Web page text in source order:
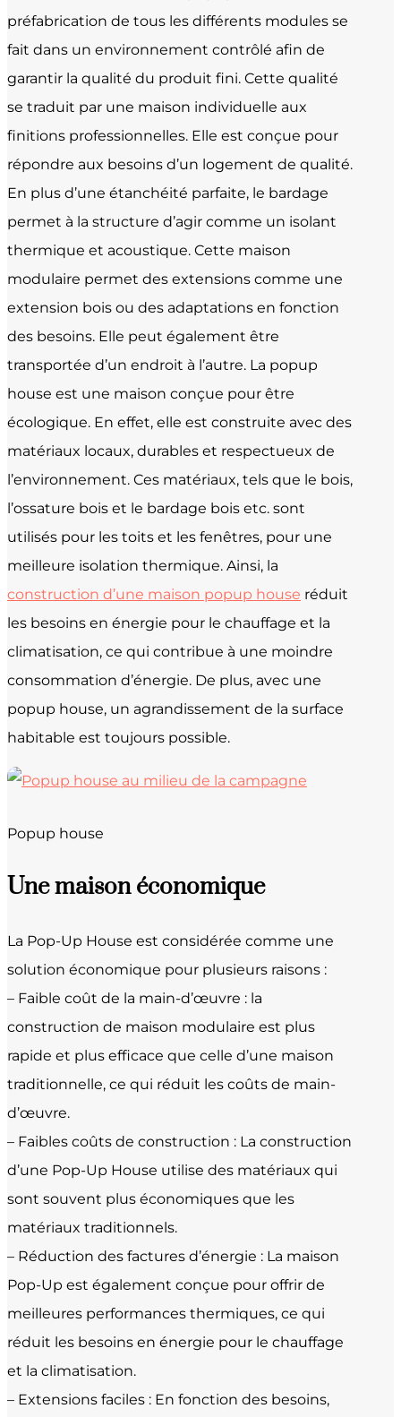
préfabrication de tous les différents modules se
fait dans un environnement contrôlé afin de
garantir la qualité du produit fini. Cette qualité
se traduit par une maison individuelle aux
finitions professionnelles. Elle est conçue pour
répondre aux besoins d’un logement de qualité.
En plus d’une étanchéité parfaite, le bardage
permet à la structure d’agir comme un isolant
thermique et acoustique. Cette maison
modulaire permet des extensions comme une
extension bois ou des adaptations en fonction
des besoins. Elle peut également être
transportée d’un endroit à l’autre. La popup
house est une maison conçue pour être
écologique. En effet, elle est construite avec des
matériaux locaux, durables et respectueux de
l’environnement. Ces matériaux, tels que le bois,
l’ossature bois et le bardage bois etc. sont
utilisés pour les toits et les fenêtres, pour une
meilleure isolation thermique. Ainsi, la
construction d’une maison popup house réduit
les besoins en énergie pour le chauffage et la
climatisation, ce qui contribue à une moindre
consommation d’énergie. De plus, avec une
popup house, un agrandissement de la surface
habitable est toujours possible.
Popup house
Une maison économique
La Pop-Up House est considérée comme une
solution économique pour plusieurs raisons :
– Faible coût de la main-d’œuvre : la
construction de maison modulaire est plus
rapide et plus efficace que celle d’une maison
traditionnelle, ce qui réduit les coûts de main-
d’œuvre.
– Faibles coûts de construction : La construction
d’une Pop-Up House utilise des matériaux qui
sont souvent plus économiques que les
matériaux traditionnels.
– Réduction des factures d’énergie : La maison
Pop-Up est également conçue pour offrir de
meilleures performances thermiques, ce qui
réduit les besoins en énergie pour le chauffage
et la climatisation.
– Extensions faciles : En fonction des besoins,